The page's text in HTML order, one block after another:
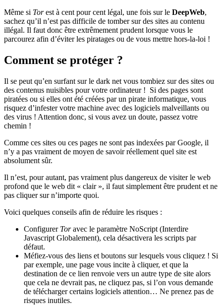
Même si Torest à cent pour cent légal, une fois sur le DeepWeb,
sachez qu’il n’est pas difficile de tomber sur des sites au contenu
illégal. Il faut donc être extrêmement prudent lorsque vous le
parcourez afin d’éviter les piratages ou de vous mettre hors-la-loi !
Comment se protéger ?
Il se peut qu’en surfant sur le dark net vous tombiez sur des sites ou
des contenus nuisibles pour votre ordinateur ! Si des pages sont
piratées ou si elles ont été créées par un pirate informatique, vous
risquez d’infester votre machine avec des logiciels malveillants ou
des virus ! Attention donc, si vous avez un doute, passez votre
chemin !
Comme ces sites ou ces pages ne sont pas indexées par Google, il
n’y a pas vraiment de moyen de savoir réellement quel site est
absolument sûr.
Il n’est, pour autant, pas vraiment plus dangereux de visiter le web
profond que le web dit « clair », il faut simplement être prudent et ne
pas cliquer sur n’importe quoi.
Voici quelques conseils afin de réduire les risques :
Configurer Toravec le paramètre NoScript (Interdire
Javascript Globalement), cela désactivera les scripts par
défaut.
Méfiez-vous des liens et boutons sur lesquels vous cliquez ! Si
par exemple, une page vous incite à cliquer, et que la
destination de ce lien renvoie vers un autre type de site alors
que cela ne devrait pas, ne cliquez pas, si l’on vous demande
de télécharger certains logiciels attention… Ne prenez pas de
risques inutiles.